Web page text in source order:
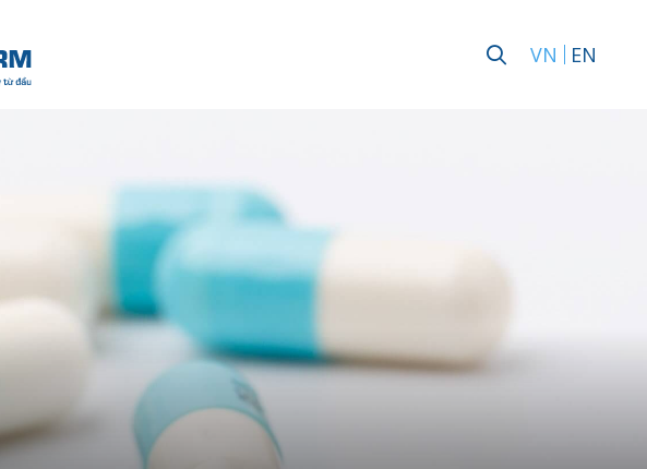
VN EN